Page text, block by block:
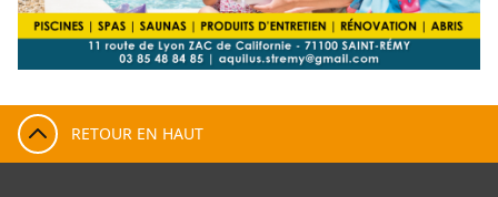
RETOUR EN HAUT